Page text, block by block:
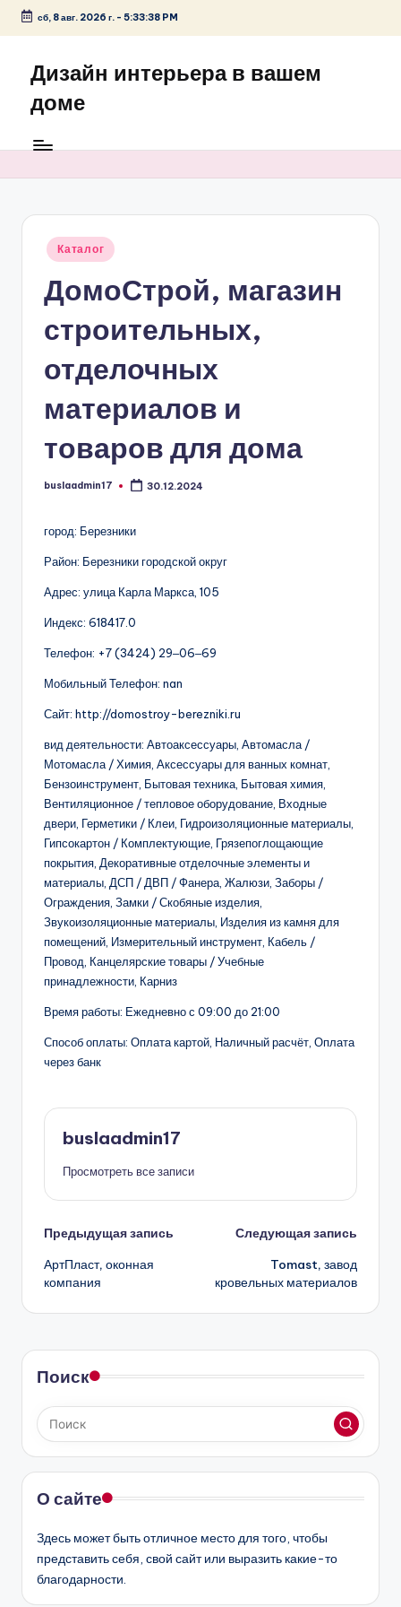
Перейти
содержимому
сб, 8 авг. 2026 г.- 5:33:38 PM
Дизайн интерьера в вашем
доме
Опубликовано
Каталог
ДомоСтрой, магазин
строительных,
отделочных
материалов и
товаров для дома
Запись
buslaadmin17 30.12.2024
город: Березники
Район: Березники городской округ
Адрес: улица Карла Маркса, 105
Индекс: 618417.0
Телефон: +7 (3424) 29‒06‒69
Мобильный Телефон: nan
Сайт: http://domostroy-berezniki.ru
вид деятельности: Автоаксессуары, Автомасла /
Мотомасла / Химия, Аксессуары для ванных комнат,
Бензоинструмент, Бытовая техника, Бытовая химия,
Вентиляционное / тепловое оборудование, Входные
двери, Герметики / Клеи, Гидроизоляционные материалы,
Гипсокартон / Комплектующие, Грязепоглощающие
покрытия, Декоративные отделочные элементы и
материалы, ДСП / ДВП / Фанера, Жалюзи, Заборы /
Ограждения, Замки / Скобяные изделия,
Звукоизоляционные материалы, Изделия из камня для
помещений, Измерительный инструмент, Кабель /
Провод, Канцелярские товары / Учебные
принадлежности, Карниз
Время работы: Ежедневно с 09:00 до 21:00
Способ оплаты: Оплата картой, Наличный расчёт, Оплата
через банк
buslaadmin17
Просмотреть все записи
Навигация
записи
Предыдущая запись
АртПласт, оконная
компания
Следующая запись
Tomast, завод
кровельных материалов
Поиск
О сайте
Здесь может быть отличное место для того, чтобы
представить себя, свой сайт или выразить какие-то
благодарности.